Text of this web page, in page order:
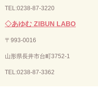
TEL:0238-87-3220
◇あゆむ ZIBUN LABO
〒 993-0016
山形県長井市台町3752-1
TEL:0238-87-3362